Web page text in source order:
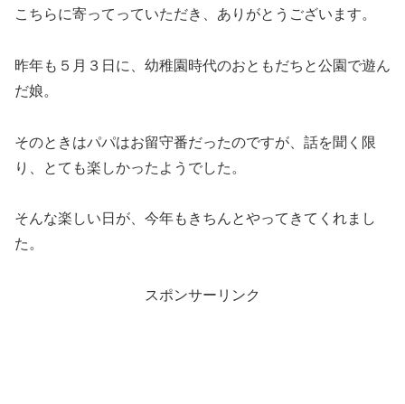
こちらに寄ってっていただき、ありがとうございます。
昨年も５月３日に、幼稚園時代のおともだちと公園で遊ん
だ娘。
そのときはパパはお留守番だったのですが、話を聞く限
り、とても楽しかったようでした。
そんな楽しい日が、今年もきちんとやってきてくれまし
た。
スポンサーリンク